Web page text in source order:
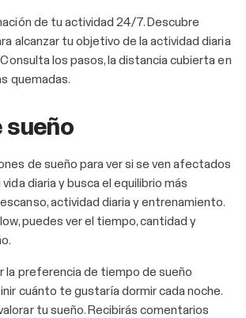
de tu actividad 24/7. Descubre
alcanzar tu objetivo de la actividad diaria
los pasos, la distancia cubierta en
quemadas.
sueño
de sueño para ver si se ven afectados
diaria y busca el equilibrio más
actividad diaria y entrenamiento.
puedes ver el tiempo, cantidad y
la preferencia de tiempo de sueño
cuánto te gustaría dormir cada noche.
tu sueño. Recibirás comentarios